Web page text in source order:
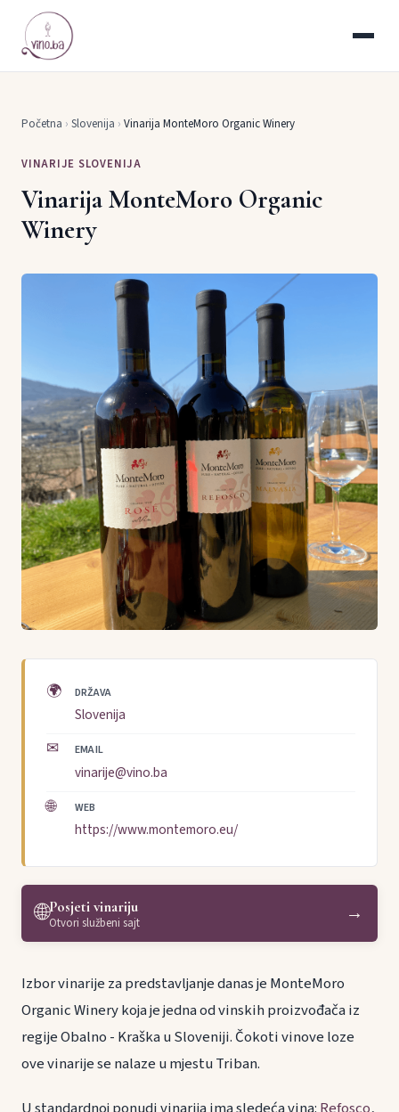
Početna › Slovenija › Vinarija MonteMoro Organic Winery
VINARIJE SLOVENIJA
Vinarija MonteMoro Organic
Winery
🌍 DRŽAVA
Slovenija
✉ EMAIL
vinarije@vino.ba
🌐 WEB
https://www.montemoro.eu/
🌐Posjeti vinariju
Otvori službeni sajt →
Izbor vinarije za predstavljanje danas je MonteMoro
Organic Winery koja je jedna od vinskih proizvođača iz
regije Obalno - Kraška u Sloveniji. Čokoti vinove loze
ove vinarije se nalaze u mjestu Triban.